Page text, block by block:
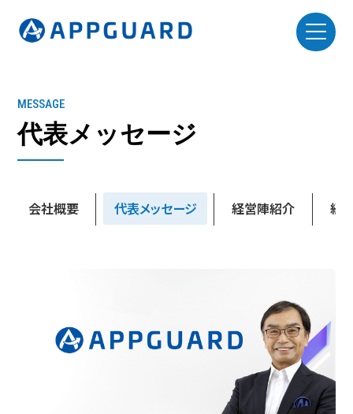
MESSAGE
代表メッセージ
会社概要 代表メッセージ 経営陣紹介 経